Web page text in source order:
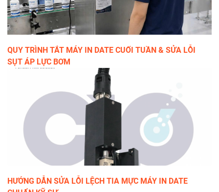
QUY TRÌNH TẮT MÁY IN DATE CUỐI TUẦN & SỬA LỖI
SỤT ÁP LỰC BƠM
HƯỚNG DẪN SỬA LỖI LỆCH TIA MỰC MÁY IN DATE